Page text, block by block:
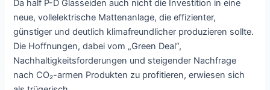
Da half P-D Glasseiden auch nicht die Investition in eine
neue, vollelektrische Mattenanlage, die effizienter,
günstiger und deutlich klimafreundlicher produzieren sollte.
Die Hoffnungen, dabei vom „Green Deal“,
Nachhaltigkeitsforderungen und steigender Nachfrage
nach CO₂-armen Produkten zu profitieren, erwiesen sich